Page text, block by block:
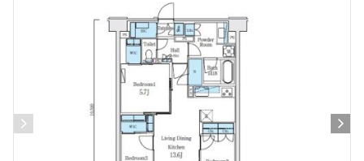
検索対象お部屋数
1336 件
お部屋を再検索